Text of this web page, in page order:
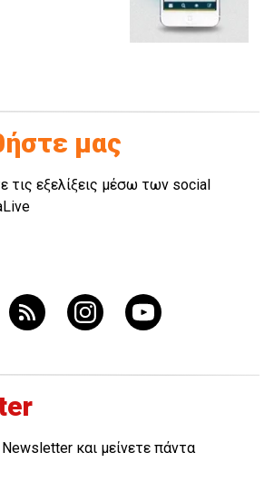
μας
τις εξελίξεις μέσω των social
και μείνετε πάντα